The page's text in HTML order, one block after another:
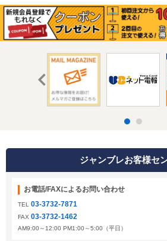
ジャンブレお客様セ
お電話/FAXによるお問い合わせ
TEL 03-3732-7871
FAX 03-3732-1462
AM9:00～12:00 PM1:00～5:00（平日）